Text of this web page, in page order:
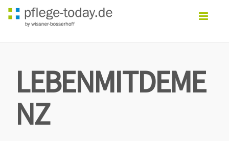
LEBENMITDEME
NZ